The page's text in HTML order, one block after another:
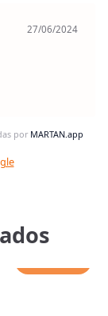
27/06/2024
por MARTAN.app